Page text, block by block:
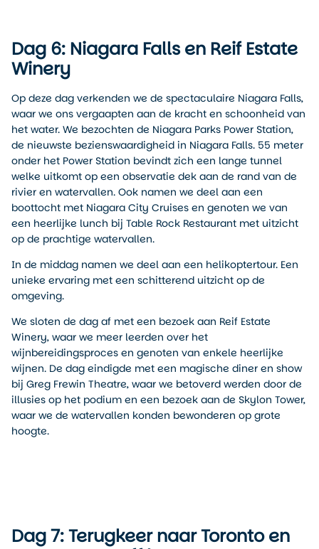
Dag 6: Niagara Falls en Reif Estate
Winery
Op deze dag verkenden we de spectaculaire Niagara Falls,
waar we ons vergaapten aan de kracht en schoonheid van
het water. We bezochten de Niagara Parks Power Station,
de nieuwste bezienswaardigheid in Niagara Falls. 55 meter
onder het Power Station bevindt zich een lange tunnel
welke uitkomt op een observatie dek aan de rand van de
rivier en watervallen. Ook namen we deel aan een
boottocht met Niagara City Cruises en genoten we van
een heerlijke lunch bij Table Rock Restaurant met uitzicht
op de prachtige watervallen.
In de middag namen we deel aan een helikoptertour. Een
unieke ervaring met een schitterend uitzicht op de
omgeving.
We sloten de dag af met een bezoek aan Reif Estate
Winery, waar we meer leerden over het
wijnbereidingsproces en genoten van enkele heerlijke
wijnen. De dag eindigde met een magische diner en show
bij Greg Frewin Theatre, waar we betoverd werden door de
illusies op het podium en een bezoek aan de Skylon Tower,
waar we de watervallen konden bewonderen op grote
hoogte.
Dag 7: Terugkeer naar Toronto en